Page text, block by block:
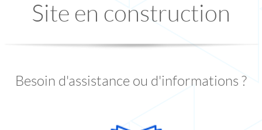
Site en construction
Besoin d'assistance ou d'informations ?